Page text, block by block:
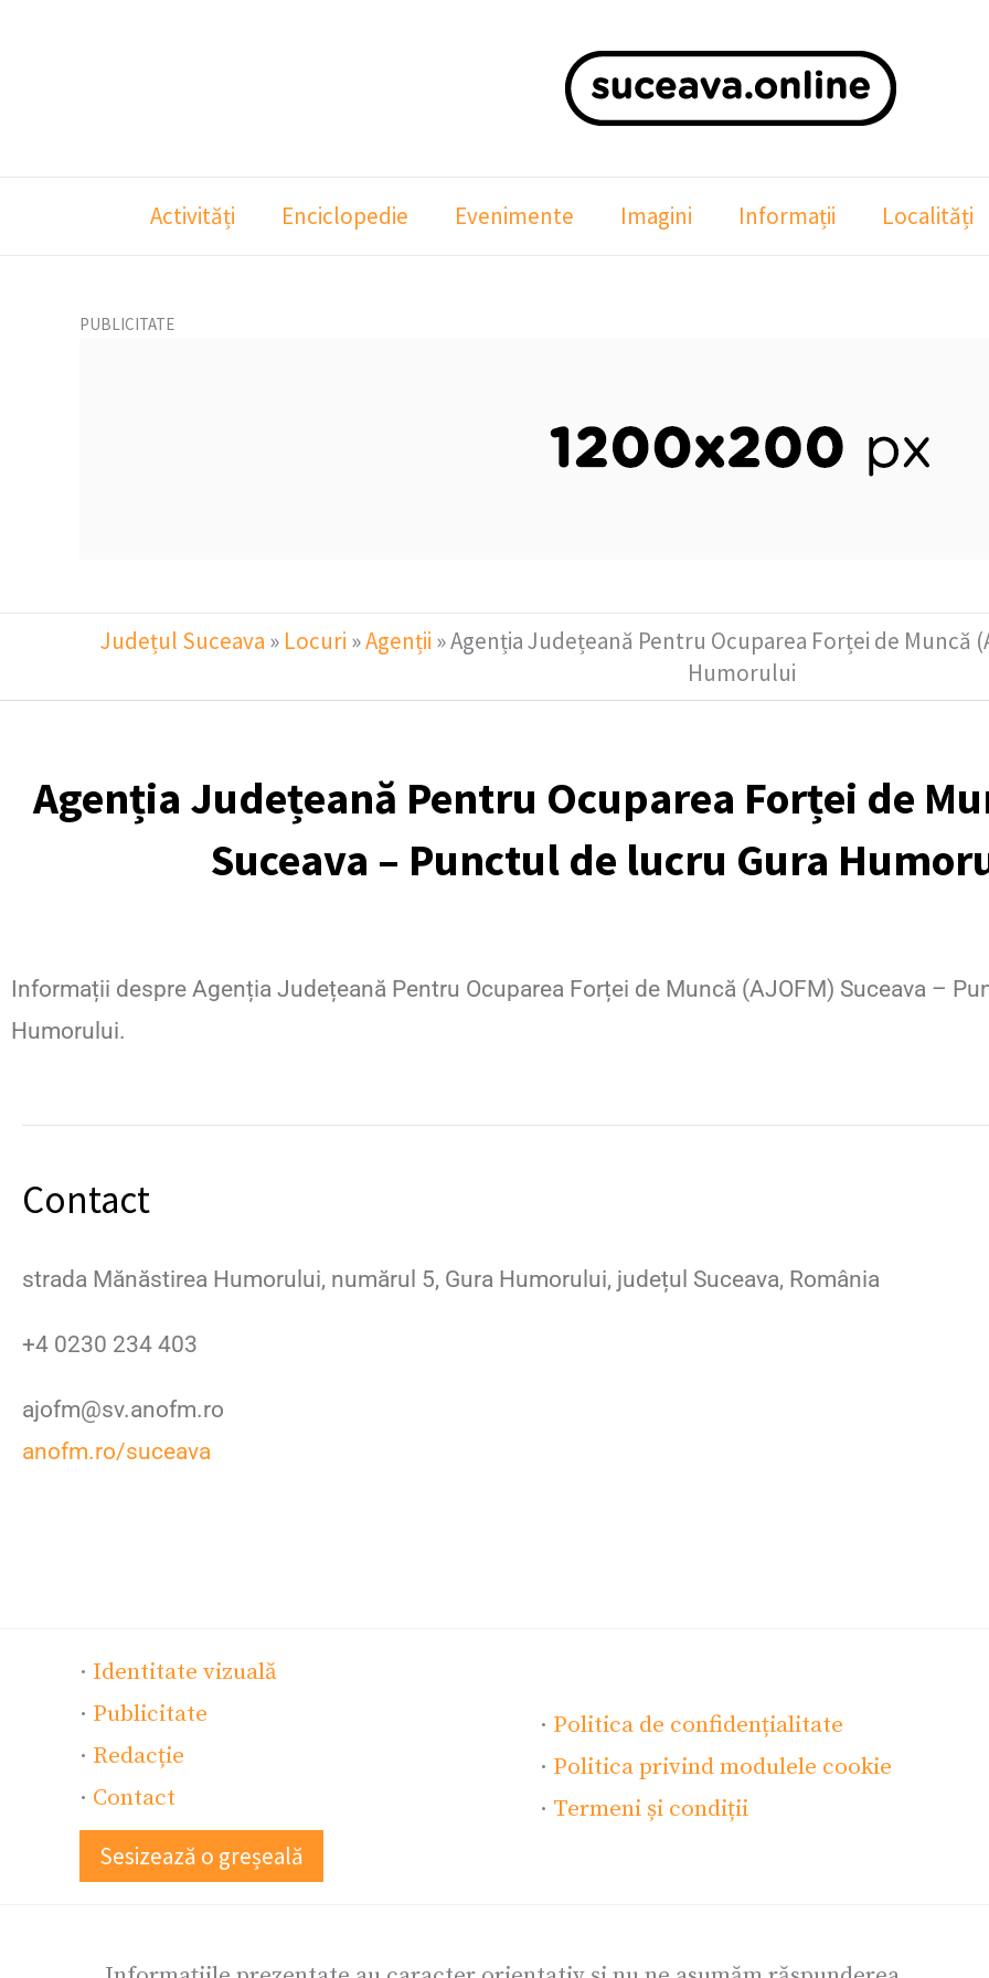
Activități Enciclopedie Evenimente Imagini Informații Localități
PUBLICITATE
Județul Suceava » Locuri »Agenții »Agenția Județeană Pentru Ocuparea Forței de Muncă
Humorului
Agenția Județeană Pentru Ocuparea Forței de
Suceava – Punctul de lucru Gura
Informații despre Agenția Județeană Pentru Ocuparea Forței de Muncă (AJOFM) Suceava –
Humorului.
Contact
strada Mănăstirea Humorului, numărul 5, Gura Humorului, județul Suceava, România
+4 0230 234 403
ajofm@sv.anofm.ro
anofm.ro/suceava
· Identitate vizuală
· Publicitate
· Redacție
· Contact
Sesizează o greșeală
· Politica de confidențialitate
· Politica privind modulele cookie
· Termeni și condiții